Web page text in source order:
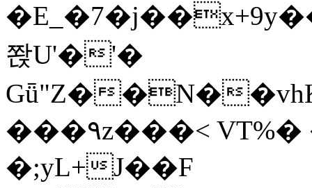
쫝U'�'�
Gǖ"Z��N�
���٩z���< VT%� �}z�XEu�<ं�Q!
�;yL+J��F